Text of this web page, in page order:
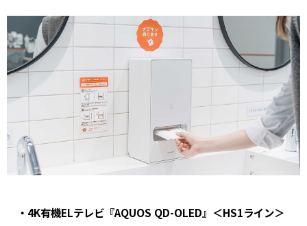
・4K有機ELテレビ『AQUOS QD-OLED』＜HS1ライン＞